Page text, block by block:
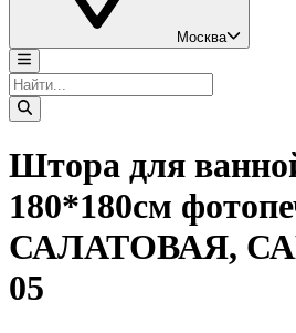
Москва
Штора для
180*180см
САЛАТОВАЯ,
05